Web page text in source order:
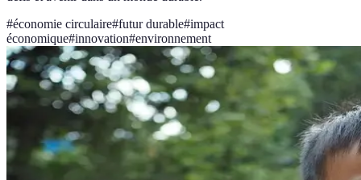
#économie circulaire#futur durable#impact
économique#innovation#environnement